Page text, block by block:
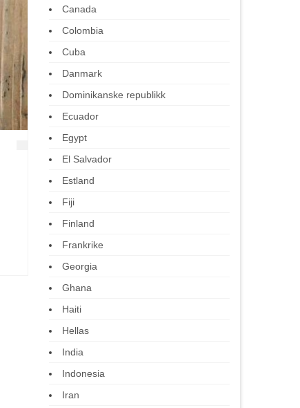
Canada
Colombia
Cuba
Danmark
Dominikanske republikk
Ecuador
Egypt
El Salvador
Estland
Fiji
Finland
Frankrike
Georgia
Ghana
Haiti
Hellas
India
Indonesia
Iran